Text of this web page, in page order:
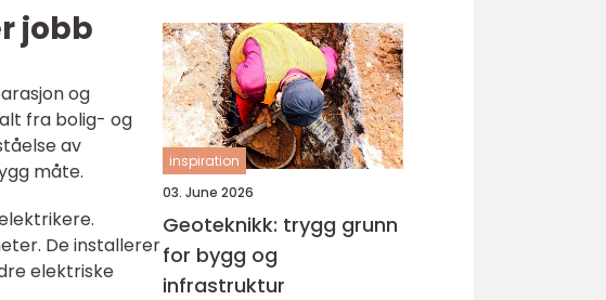
jobb
og
fra bolig- og
av
måte.
De installerer
elektriske
inspiration
03. June 2026
Geoteknikk: trygg grunn
for bygg og
infrastruktur